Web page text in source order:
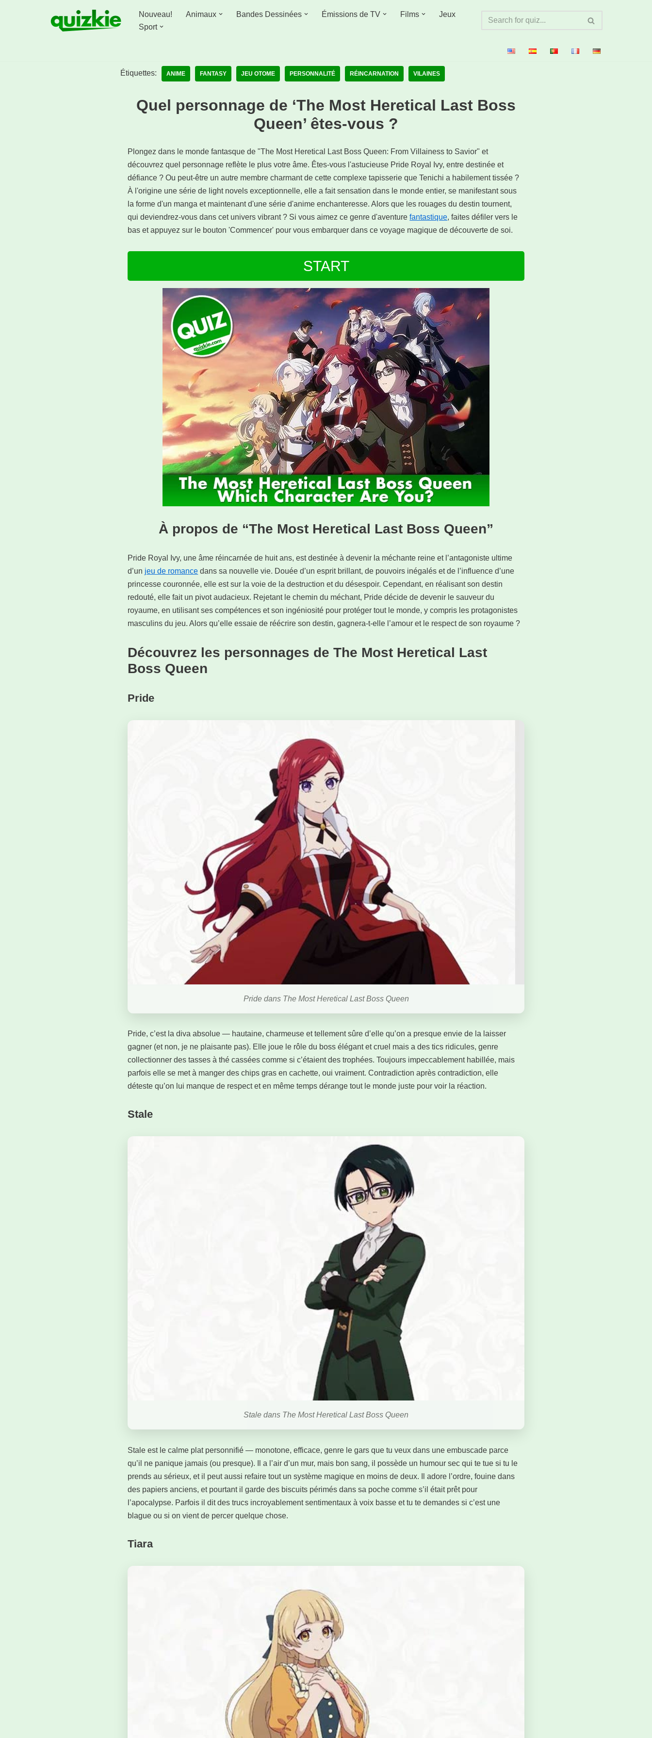
Nouveau! Animaux Bandes Dessinées Émissions de TV Films
Jeux
Sport
Étiquettes: ANIME FANTASY JEU OTOME PERSONNALITÉ RÉINCARNATION VILAINES
Quel personnage de ‘The Most Heretical Last Boss
Queen’ êtes-vous ?
Plongez dans le monde fantasque de "The Most Heretical Last Boss Queen: From Villainess to Savior" et
découvrez quel personnage reflète le plus votre âme. Êtes-vous l'astucieuse Pride Royal Ivy, entre destinée et
défiance ? Ou peut-être un autre membre charmant de cette complexe tapisserie que Tenichi a habilement tissée ?
À l'origine une série de light novels exceptionnelle, elle a fait sensation dans le monde entier, se manifestant sous
la forme d'un manga et maintenant d'une série d'anime enchanteresse. Alors que les rouages du destin tournent,
qui deviendrez-vous dans cet univers vibrant ? Si vous aimez ce genre d'aventurefantastique, faites défiler vers le
bas et appuyez sur le bouton 'Commencer' pour vous embarquer dans ce voyage magique de découverte de soi.
START
À propos de “The Most Heretical Last Boss Queen”
Pride Royal Ivy, une âme réincarnée de huit ans, est destinée à devenir la méchante reine et l’antagoniste ultime
d’un jeu de romance dans sa nouvelle vie. Douée d’un esprit brillant, de pouvoirs inégalés et de l’influence d’une
princesse couronnée, elle est sur la voie de la destruction et du désespoir. Cependant, en réalisant son destin
redouté, elle fait un pivot audacieux. Rejetant le chemin du méchant, Pride décide de devenir le sauveur du
royaume, en utilisant ses compétences et son ingéniosité pour protéger tout le monde, y compris les protagonistes
masculins du jeu. Alors qu’elle essaie de réécrire son destin, gagnera-t-elle l’amour et le respect de son royaume ?
Découvrez les personnages de The Most Heretical Last
Boss Queen
Pride
Pride dans The Most Heretical Last Boss Queen
Pride, c’est la diva absolue — hautaine, charmeuse et tellement sûre d’elle qu’on a presque envie de la laisser
gagner (et non, je ne plaisante pas). Elle joue le rôle du boss élégant et cruel mais a des tics ridicules, genre
collectionner des tasses à thé cassées comme si c’étaient des trophées. Toujours impeccablement habillée, mais
parfois elle se met à manger des chips gras en cachette, oui vraiment. Contradiction après contradiction, elle
déteste qu’on lui manque de respect et en même temps dérange tout le monde juste pour voir la réaction.
Stale
Stale dans The Most Heretical Last Boss Queen
Stale est le calme plat personnifié — monotone, efficace, genre le gars que tu veux dans une embuscade parce
qu’il ne panique jamais (ou presque). Il a l’air d’un mur, mais bon sang, il possède un humour sec qui te tue si tu le
prends au sérieux, et il peut aussi refaire tout un système magique en moins de deux. Il adore l’ordre, fouine dans
des papiers anciens, et pourtant il garde des biscuits périmés dans sa poche comme s’il était prêt pour
l’apocalypse. Parfois il dit des trucs incroyablement sentimentaux à voix basse et tu te demandes si c’est une
blague ou si on vient de percer quelque chose.
Tiara